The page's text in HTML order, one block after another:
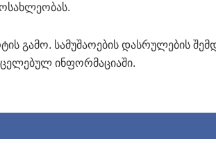
გამო. სამუშაოების დასრულების
ინფორმაციაში.